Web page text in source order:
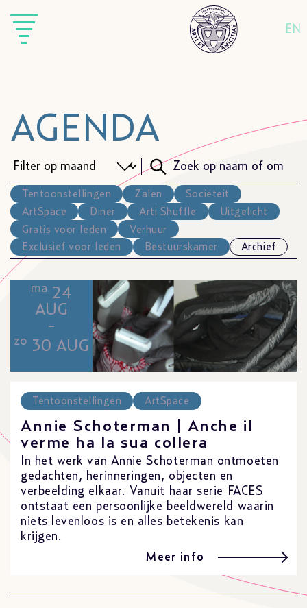
EN
AGENDA
Tentoonstellingen Zalen
Sociëteit
ArtSpace
Diner Arti Shuffle
Uitgelicht
Gratis voor leden
Verhuur
Exclusief voor leden
Bestuurskamer Archief
ma 24
AUG
-
zo 30 AUG
Tentoonstellingen ArtSpace
Annie Schoterman | Anche il
verme ha la sua collera
In het werk van Annie Schoterman ontmoeten
gedachten, herinneringen, objecten en
verbeelding elkaar. Vanuit haar serie FACES
ontstaat een persoonlijke beeldwereld waarin
niets levenloos is en alles betekenis kan
krijgen.
Meer info